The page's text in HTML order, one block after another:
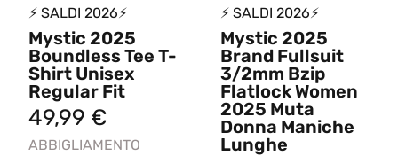
⚡ SALDI 2026⚡
Mystic 2025
Boundless Tee T-
Shirt Unisex
Regular Fit
49,99 €
ABBIGLIAMENTO
⚡ SALDI 2026⚡
Mystic 2025
Brand Fullsuit
3/2mm Bzip
Flatlock Women
2025 Muta
Donna Maniche
Lunghe